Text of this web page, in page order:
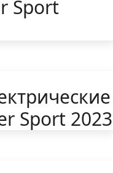
Sport
Sport 2023